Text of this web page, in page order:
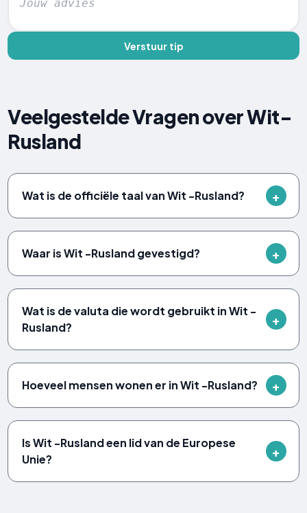
Verstuur tip
Veelgestelde Vragen over Wit-
Rusland
Wat is de officiële taal van Wit -Rusland?
Waar is Wit -Rusland gevestigd?
Wat is de valuta die wordt gebruikt in Wit -
Rusland?
Hoeveel mensen wonen er in Wit -Rusland?
Is Wit -Rusland een lid van de Europese
Unie?